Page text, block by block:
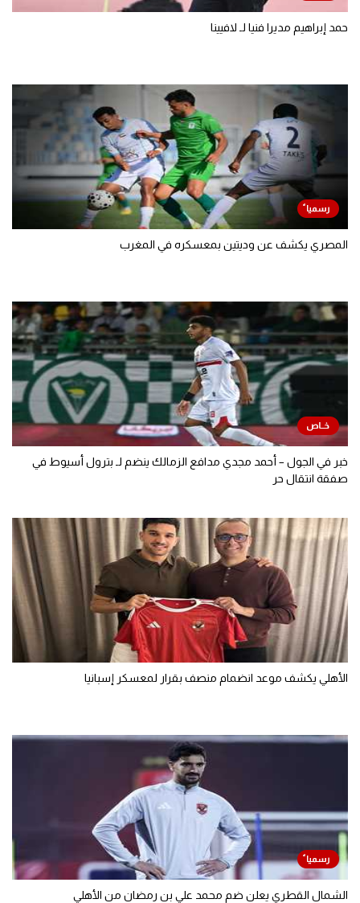
حمد إبراهيم مديرا فنيا لـ لافيينا
المصري يكشف عن وديتين بمعسكره في المغرب
خبر في الجول – أحمد مجدي مدافع الزمالك ينضم لـ بترول أسيوط في
صفقة انتقال حر
الأهلي يكشف موعد انضمام منصف بقرار لمعسكر إسبانيا
الشمال القطري يعلن ضم محمد علي بن رمضان من الأهلي